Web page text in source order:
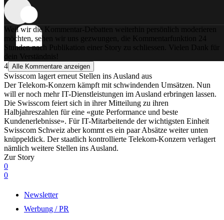
Weil wir die Kommentar-Debatten weiterhin persönlich moderieren
möchten, sehen wir uns gezwungen, die Kommentarfunktion 24
Stunden nach Publikation einer Story zu schliessen. Vielen Dank für
dein Verständnis!
4 Alle Kommentare anzeigen
Swisscom lagert erneut Stellen ins Ausland aus
Der Telekom-Konzern kämpft mit schwindenden Umsätzen. Nun
will er noch mehr IT-Dienstleistungen im Ausland erbringen lassen.
Die Swisscom feiert sich in ihrer Mitteilung zu ihren
Halbjahreszahlen für eine «gute Performance und beste
Kundenerlebnisse». Für IT-Mitarbeitende der wichtigsten Einheit
Swisscom Schweiz aber kommt es ein paar Absätze weiter unten
knüppeldick. Der staatlich kontrollierte Telekom-Konzern verlagert
nämlich weitere Stellen ins Ausland.
Zur Story
0
0
Newsletter
Werbung / PR